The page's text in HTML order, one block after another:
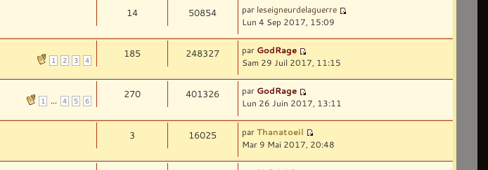
14 50854 par leseigneurdelaguerre
Lun 4 Sep 2017, 15:09
1 2 3 4
185 248327 par GodRage
Sam 29 Juil 2017, 11:15
1 ... 4 5 6
270 401326 par GodRage
Lun 26 Juin 2017, 13:11
3 16025 parThanatoeil
Mar 9 Mai 2017, 20:48